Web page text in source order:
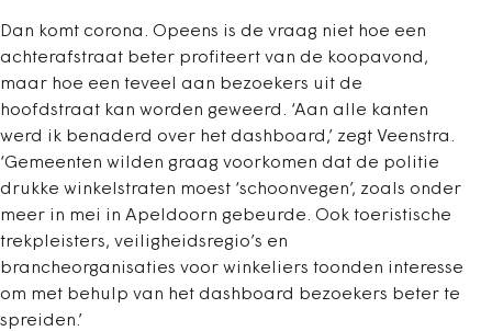
Dan komt corona. Opeens is de vraag niet hoe een
achterafstraat beter profiteert van de koopavond,
maar hoe een teveel aan bezoekers uit de
hoofdstraat kan worden geweerd. ‘Aan alle kanten
werd ik benaderd over het dashboard,’ zegt Veenstra.
‘Gemeenten wilden graag voorkomen dat de politie
drukke winkelstraten moest ‘schoonvegen’, zoals onder
meer in mei in Apeldoorn gebeurde. Ook toeristische
trekpleisters, veiligheidsregio’s en
brancheorganisaties voor winkeliers toonden interesse
om met behulp van het dashboard bezoekers beter te
spreiden.’